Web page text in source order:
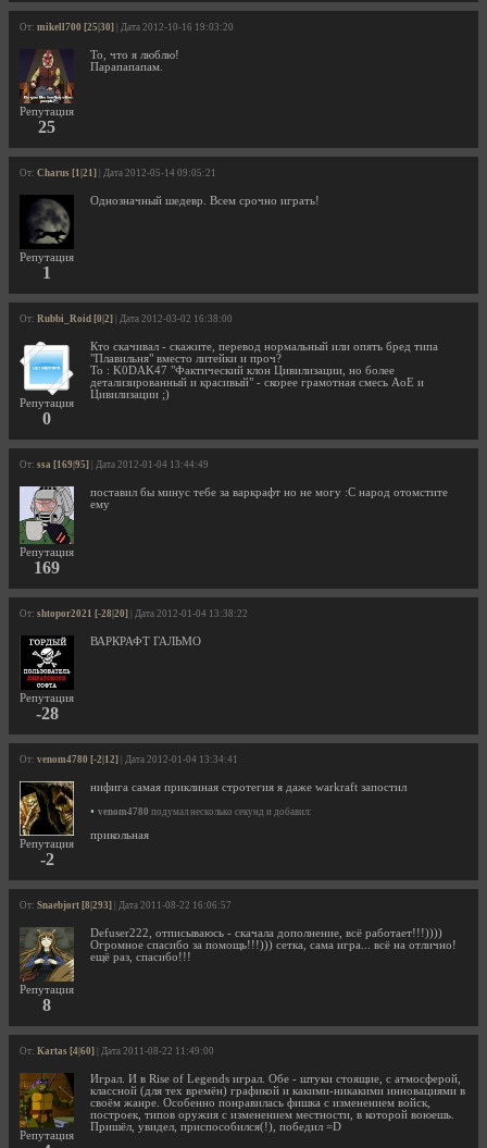
От: mikell700 [25|30] | Дата 2012-10-16 19:03:20
Репутация
25
То, что я люблю!
Парапапапам.
От: Charus [1|21] | Дата 2012-05-14 09:05:21
Репутация
1
Однозначный шедевр. Всем срочно играть!
От: Rubbi_Roid [0|2] | Дата 2012-03-02 16:38:00
Репутация
0
Кто скачивал - скажите, перевод нормальный или опять бред типа
"Плавильня" вместо литейки и проч?
To : K0DAK47 "Фактический клон Цивилизации, но более
детализированный и красивый" - скорее грамотная смесь AoE и
Цивилизации ;)
От: ssa [169|95] | Дата 2012-01-04 13:44:49
Репутация
169
поставил бы минус тебе за варкрафт но не могу :C народ отомстите
ему
От: shtopor2021 [-28|20] | Дата 2012-01-04 13:38:22
Репутация
-28
ВАРКРАФТ ГАЛЬМО
От: venom4780 [-2|12] | Дата 2012-01-04 13:34:41
Репутация
-2
нифига самая приклиная стротегия я даже warkraft запостил
• venom4780 подумал несколько секунд и добавил:
прикольная
От: Snaebjort [8|293] | Дата 2011-08-22 16:06:57
Репутация
8
Defuser222, отписываюсь - скачала дополнение, всё работает!!!))))
Огромное спасибо за помощь!!!))) сетка, сама игра... всё на отлично!
ещё раз, спасибо!!!
От: Kartas [4|60] | Дата 2011-08-22 11:49:00
Репутация
Играл. И в Rise of Legends играл. Обе - штуки стоящие, с атмосферой,
классной (для тех времён) графикой и какими-никакими инновациями в
своём жанре. Особенно понравилась фишка с изменением войск,
построек, типов оружия с изменением местности, в которой воюешь.
Пришёл, увидел, приспособился(!), победил =D